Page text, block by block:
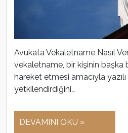
Avukata Vekaletname Nasıl
vekaletname, bir kişinin başka
hareket etmesi amacıyla
yetkilendirdiğini…
DEVAMINI OKU »